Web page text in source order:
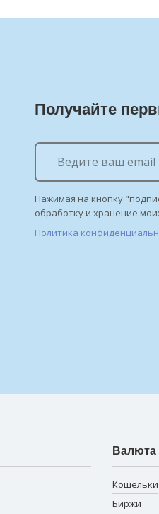
Получайте
Нажимая на кнопку
обработку и хранение
Политика
Валюта
Кошельки
Биржи